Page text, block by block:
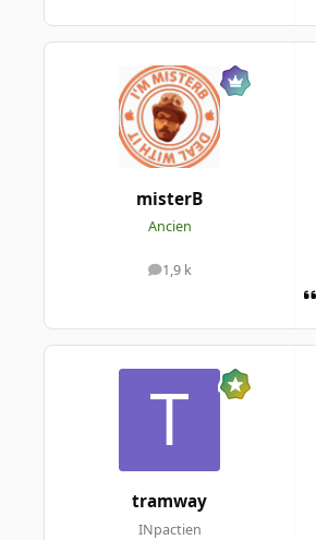
misterB
Ancien
1,9 k
messages
tramway
INpactien